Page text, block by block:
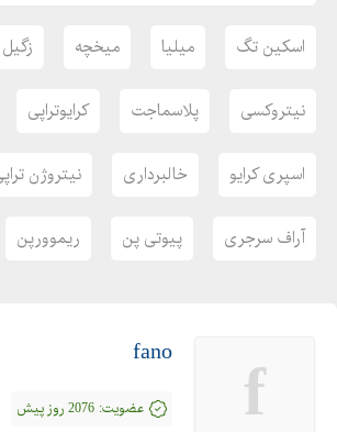
قیمت دستگاه نیتروکسی :,,
_____________________________
____________
اسکین تگ میلیا میخچه
نیتروکسی پلاسماجت کرایوتراپی
اسپری کرایو خالبرداری نیتروژن
آراف سرجری پیوتی پن ریموورپن
f
fano
عضویت: 2076 روز پیش